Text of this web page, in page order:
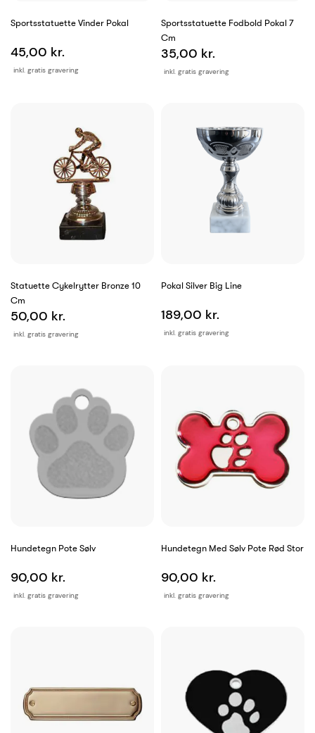
Sportsstatuette Vinder Pokal
inkl. gratis gravering
45,00 kr.
Sportsstatuette Fodbold Pokal 7
Cm
inkl. gratis gravering
35,00 kr.
Statuette Cykelrytter Bronze 10
Cm
inkl. gratis gravering
50,00 kr.
Pokal Silver Big Line
inkl. gratis gravering
189,00 kr.
Hundetegn Pote Sølv
inkl. gratis gravering
90,00 kr.
Hundetegn Med Sølv Pote Rød Stor
inkl. gratis gravering
90,00 kr.